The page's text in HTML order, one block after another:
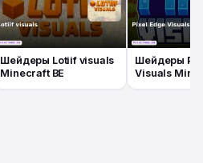
Шейдеры Lotiif visuals
Minecraft BE
Шейдеры
Visuals